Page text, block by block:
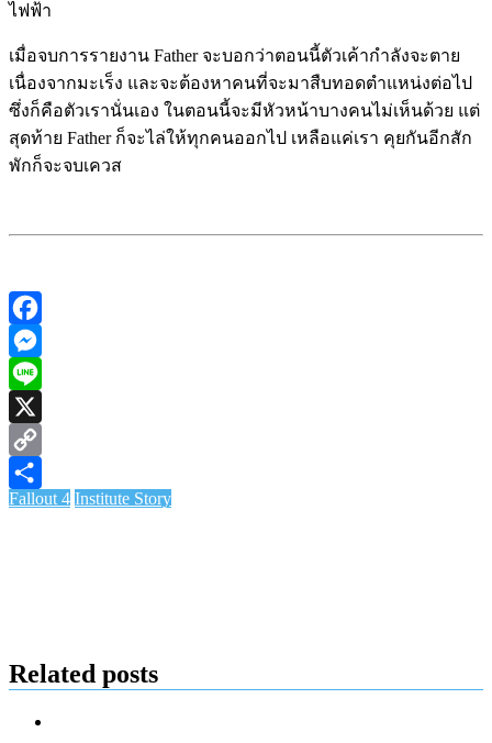
ไฟฟ้า
เมื่อจบการรายงาน Father จะบอกว่าตอนนี้ตัวเค้ากำลังจะตาย
เนื่องจากมะเร็ง และจะต้องหาคนที่จะมาสืบทอดตำแหน่งต่อไป
ซึ่งก็คือตัวเรานั่นเอง ในตอนนี้จะมีหัวหน้าบางคนไม่เห็นด้วย แต่
สุดท้าย Father ก็จะไล่ให้ทุกคนออกไป เหลือแค่เรา คุยกันอีกสัก
พักก็จะจบเควส
Facebook
Messenger
Line
X
Copy
Link
Share
Fallout 4 Institute Story
Related posts